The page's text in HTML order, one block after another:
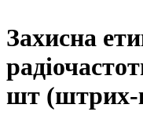
Захисна
шт (штрих-